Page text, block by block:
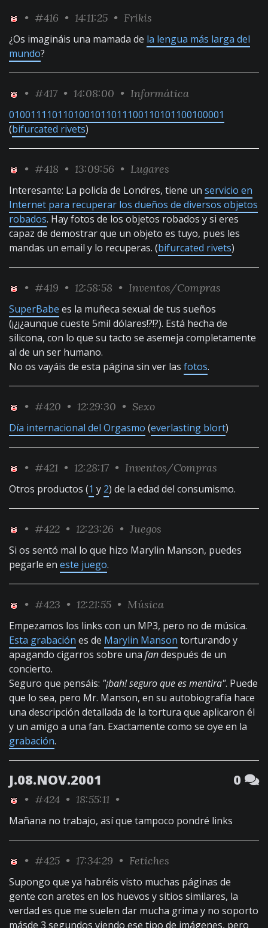
• #416 • 14:11:25 • Frikis
¿Os imagináis una mamada de la lengua más larga del
mundo?
• #417 • 14:08:00 • Informática
0100111101101001011011100110101100100001
(bifurcated rivets)
• #418 • 13:09:56 • Lugares
Interesante: La policía de Londres, tiene un servicio en
Internet para recuperar los dueños de diversos objetos
robados. Hay fotos de los objetos robados y si eres
capaz de demostrar que un objeto es tuyo, pues les
mandas un email y lo recuperas. (bifurcated rivets)
• #419 • 12:58:58 • Inventos/Compras
SuperBabe es la muñeca sexual de tus sueños
(¡¿¡¿aunque cueste 5mil dólares!?!?). Está hecha de
silicona, con lo que su tacto se asemeja completamente
al de un ser humano.
No os vayáis de esta página sin ver las fotos.
• #420 • 12:29:30 • Sexo
Día internacional del Orgasmo (everlasting blort)
• #421 • 12:28:17 • Inventos/Compras
Otros productos (1 y 2) de la edad del consumismo.
• #422 • 12:23:26 • Juegos
Si os sentó mal lo que hizo Marylin Manson, puedes
pegarle en este juego.
• #423 • 12:21:55 • Música
Empezamos los links con un MP3, pero no de música.
Esta grabación es de Marylin Manson torturando y
apagando cigarros sobre una fandespués de un
concierto.
Seguro que pensáis: "¡bah! seguro que es mentira". Puede
que lo sea, pero Mr. Manson, en su autobiografía hace
una descripción detallada de la tortura que aplicaron él
y un amigo a una fan. Exactamente como se oye en la
grabación.
J.08.NOV.2001 0
• #424 • 18:55:11 •
Mañana no trabajo, así que tampoco pondré links
• #425 • 17:34:29 • Fetiches
Supongo que ya habréis visto muchas páginas de
gente con aretes en los huevos y sitios similares, la
verdad es que me suelen dar mucha grima y no soporto
másde 3 segundos viendo ese tipo de imágenes, pero